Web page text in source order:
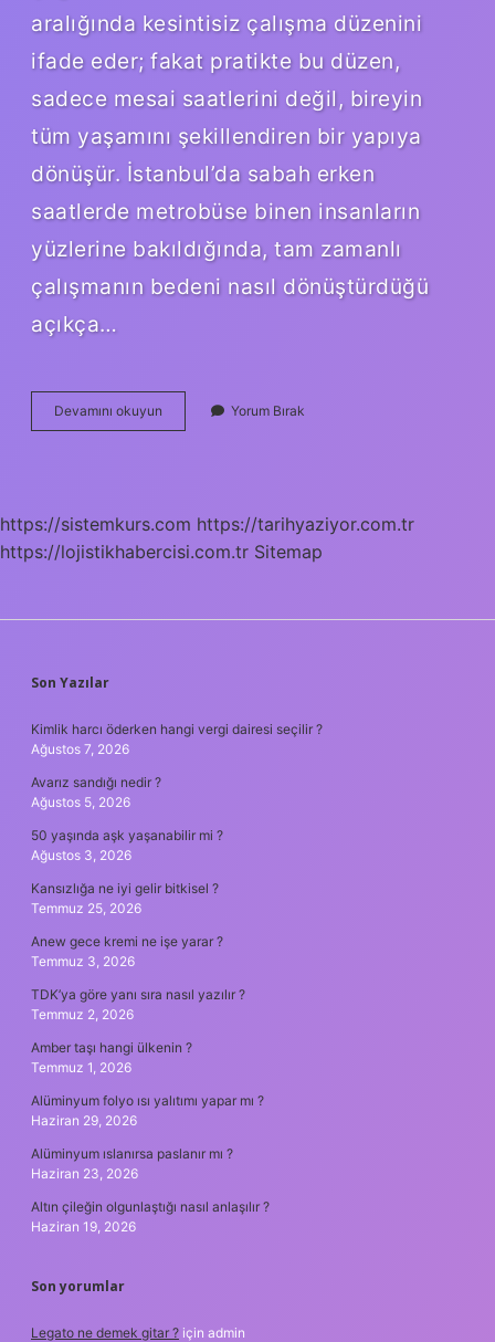
aralığında kesintisiz çalışma düzenini
ifade eder; fakat pratikte bu düzen,
sadece mesai saatlerini değil, bireyin
tüm yaşamını şekillendiren bir yapıya
dönüşür. İstanbul’da sabah erken
saatlerde metrobüse binen insanların
yüzlerine bakıldığında, tam zamanlı
çalışmanın bedeni nasıl dönüştürdüğü
açıkça…
Devamını okuyun
zaman
Yorum Bırak
https://sistemkurs.com https://tarihyaziyor.com.tr
https://lojistikhabercisi.com.tr Sitemap
SIDEBAR
Son Yazılar
Kimlik harcı öderken hangi vergi dairesi seçilir ?
Ağustos 7, 2026
Avarız sandığı nedir ?
Ağustos 5, 2026
50 yaşında aşk yaşanabilir mi ?
Ağustos 3, 2026
Kansızlığa ne iyi gelir bitkisel ?
Temmuz 25, 2026
Anew gece kremi ne işe yarar ?
Temmuz 3, 2026
TDK’ya göre yanı sıra nasıl yazılır ?
Temmuz 2, 2026
Amber taşı hangi ülkenin ?
Temmuz 1, 2026
Alüminyum folyo ısı yalıtımı yapar mı ?
Haziran 29, 2026
Alüminyum ıslanırsa paslanır mı ?
Haziran 23, 2026
Altın çileğin olgunlaştığı nasıl anlaşılır ?
Haziran 19, 2026
Son yorumlar
Legato ne demek gitar ? için admin